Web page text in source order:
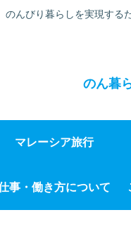
んびり暮らしを実現す
のん暮
マレーシア旅行
事・働き方について